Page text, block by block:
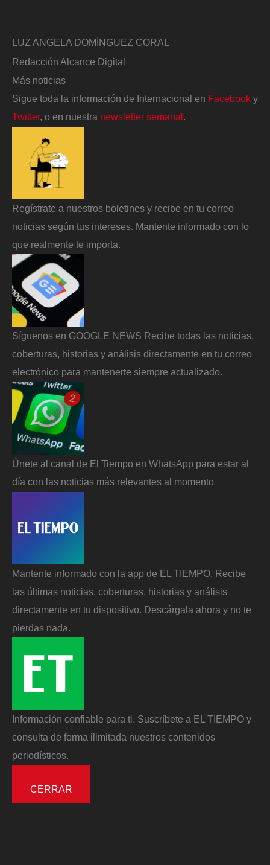
LUZ ANGELA DOMÍNGUEZ CORAL
Redacción Alcance Digital
Más noticias
Sigue toda la información de Internacional en Facebook y
Twitter, o en nuestra newsletter semanal.
Regístrate a nuestros boletines y recibe en tu correo
noticias según tus intereses. Mantente informado con lo
que realmente te importa.
Síguenos en GOOGLE NEWS Recibe todas las noticias,
coberturas, historias y análisis directamente en tu correo
electrónico para mantenerte siempre actualizado.
Únete al canal de El Tiempo en WhatsApp para estar al
día con las noticias más relevantes al momento
Mantente informado con la app de EL TIEMPO. Recibe
las últimas noticias, coberturas, historias y análisis
directamente en tu dispositivo. Descárgala ahora y no te
pierdas nada.
Información confiable para ti. Suscríbete a EL TIEMPO y
consulta de forma ilimitada nuestros contenidos
periodísticos.
CERRAR